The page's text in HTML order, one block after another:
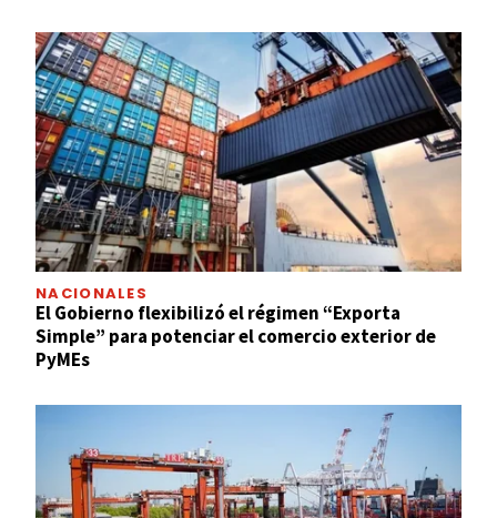
NACIONALES
El Gobierno flexibilizó el régimen “Exporta
Simple” para potenciar el comercio exterior de
PyMEs